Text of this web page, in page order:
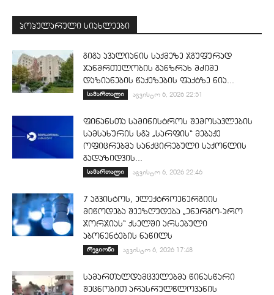
პოპულარული სიახლეები
გიგა ავალიანის საქმეზე ჯგუფურად
ჯანმრთელობის განზრახ მძიმე
დაზიანების წაქეზების ფაქტზე ნია...
სამართალი აგვისტო 6, 2026 22:51
ფინანსთა სამინისტროს შემოსავლების
სამსახურის სგპ „სარფის“ მებაჟე
ოფიცრებმა სანქცირებული საქონლის
გადაზიდვის...
სამართალი აგვისტო 6, 2026 22:46
7 აგვისტოს, ელექტროენერგიის
მიწოდება შეეზღუდება „ენერგო-პრო
ჯორჯიას“ ქსელში არსებული
აბონენტების ნაწილს
რეგიონი აგვისტო 6, 2026 17:48
სამართალდამცველებმა წინასწარი
შეცნობით არასრულწლოვანის